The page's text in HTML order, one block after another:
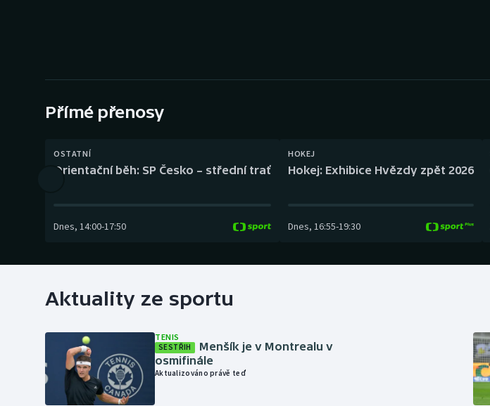
Gymnastika Plážový volejbal
Přímé přenosy
OSTATNÍ
Orientační běh: SP Česko – střední trať
Dnes, 14:00-17:50
HOKEJ
Hokej: Exhibice Hvězdy zpět 2026
Dnes, 16:55-19:30
Aktuality ze sportu
TENIS
SESTŘIH
Menšík je v Montrealu v
osmifinále
Aktualizováno právě teď